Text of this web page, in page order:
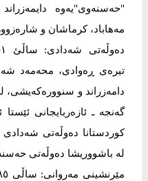
"حەسنەوی"یەوە
مەھاباد، کرماشان و
تیرەی ڕەوادی، محەمەد
دامەزراند و سنوورەکەیشی،
گەنجە ـ ئازەربایجانی
کوردستانا دەوڵەتی شەدادی
لە باشووریشا دەوڵەتی